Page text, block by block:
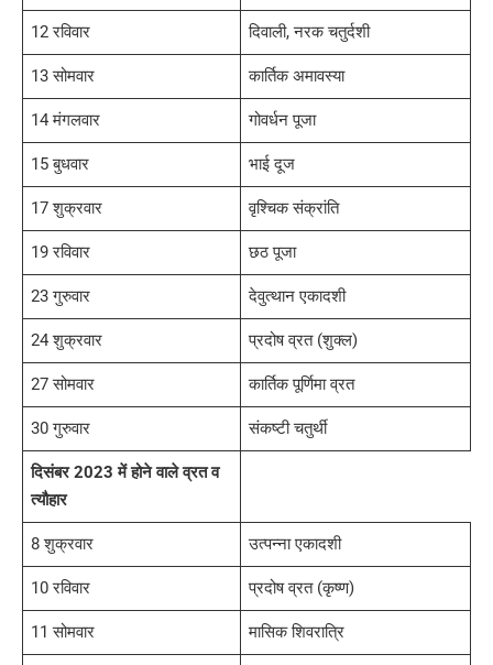
12 रविवार दिवाली, नरक चतुर्दशी
13 सोमवार कार्तिक अमावस्या
14 मंगलवार गोवर्धन पूजा
15 बुधवार भाई दूज
17 शुक्रवार वृश्चिक संक्रांति
19 रविवार छठ पूजा
23 गुरुवार देवुत्थान एकादशी
24 शुक्रवार प्रदोष व्रत (शुक्ल)
27 सोमवार कार्तिक पूर्णिमा व्रत
30 गुरुवार संकष्टी चतुर्थी
दिसंबर 2023 में होने वाले व्रत व
त्यौहार
8 शुक्रवार उत्पन्ना एकादशी
10 रविवार प्रदोष व्रत (कृष्ण)
11 सोमवार मासिक शिवरात्रि